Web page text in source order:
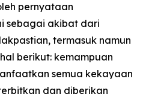
pernyataan
sebagai akibat dari
termasuk namun
berikut: kemampuan
semua kekayaan
dan diberikan